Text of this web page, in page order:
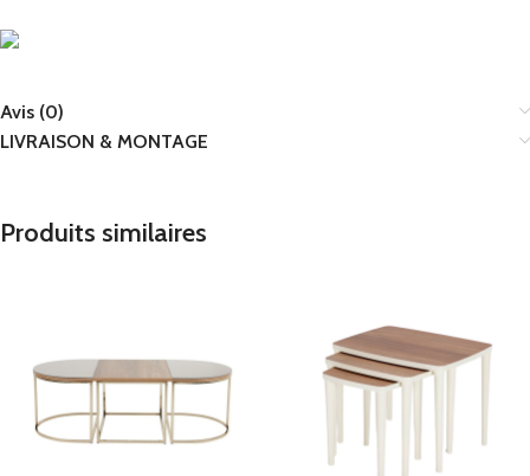
Avis (0)
LIVRAISON & MONTAGE
Produits similaires